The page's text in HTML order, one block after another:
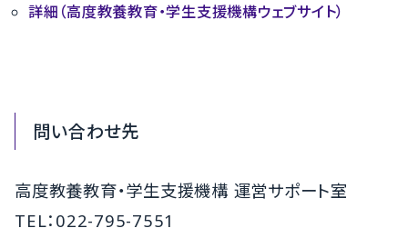
詳細（高度教養教育・学生支援機構ウェブサイト）
問い合わせ先
高度教養教育・学生支援機構 運営サポート室
TEL：022-795-7551